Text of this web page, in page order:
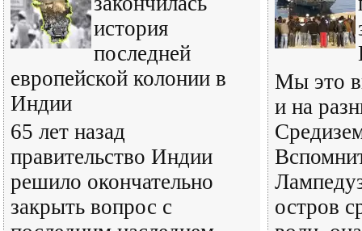
история
последней
европейской колонии в
Индии
65 лет назад
правительство Индии
решило окончательно
закрыть вопрос с
Мы это
и на
остров